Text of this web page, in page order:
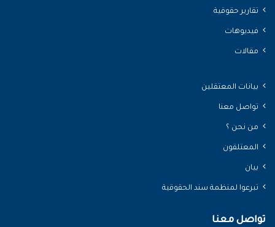
تقارير حقوقية
فيديوهات
مقالات
بيانات المعتقلين
تواصل معنا
من نحن ؟
المعتلقون
بيان
تبرعوا لمنظمة سند الحقوقية
تواصل معنا